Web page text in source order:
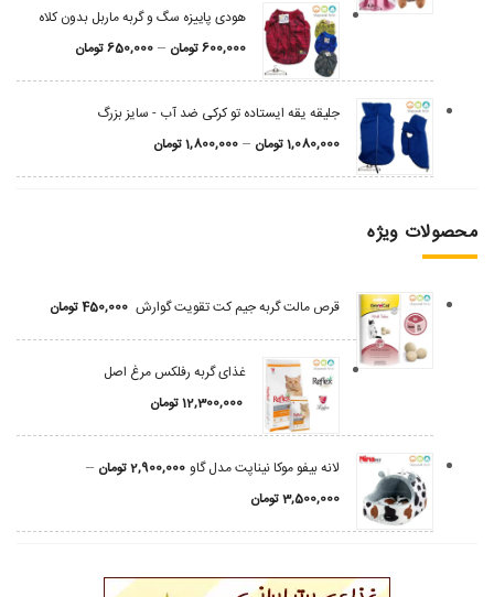
هودی پاییزه سگ و گربه ماربل بدون کلاه
600,000تومان –
650,000تومان
جلیقه یقه ایستاده تو کرکی ضد آب - سایز بزرگ
1,080,000تومان –
1,800,000تومان
محصولات ویژه
قرص مالت گربه جیم کت تقویت گوارش 450,000تومان
غذای گربه رفلکس مرغ اصل
12,300,000تومان
لانه بیفو موکا نیناپت مدل گاو 2,900,000تومان –
3,500,000تومان